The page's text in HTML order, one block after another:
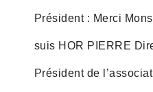
Président : Merci
suis HOR PIERRE
Président de